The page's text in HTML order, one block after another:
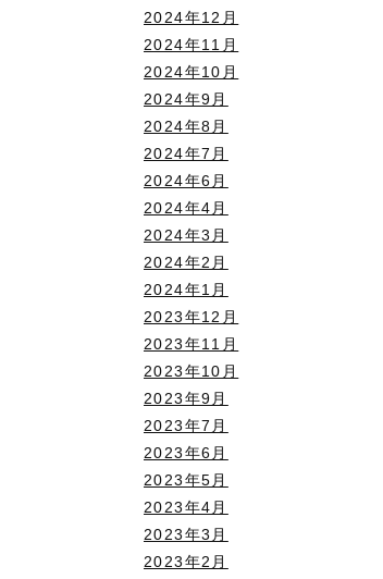
2024年12月
2024年11月
2024年10月
2024年9月
2024年8月
2024年7月
2024年6月
2024年4月
2024年3月
2024年2月
2024年1月
2023年12月
2023年11月
2023年10月
2023年9月
2023年7月
2023年6月
2023年5月
2023年4月
2023年3月
2023年2月